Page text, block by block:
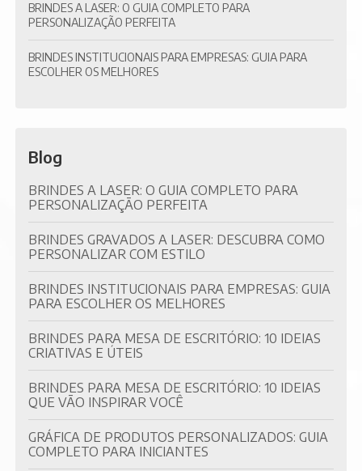
BRINDES A LASER: O GUIA COMPLETO PARA
PERSONALIZAÇÃO PERFEITA
BRINDES INSTITUCIONAIS PARA EMPRESAS: GUIA PARA
ESCOLHER OS MELHORES
Blog
BRINDES A LASER: O GUIA COMPLETO PARA
PERSONALIZAÇÃO PERFEITA
BRINDES GRAVADOS A LASER: DESCUBRA COMO
PERSONALIZAR COM ESTILO
BRINDES INSTITUCIONAIS PARA EMPRESAS: GUIA
PARA ESCOLHER OS MELHORES
BRINDES PARA MESA DE ESCRITÓRIO: 10 IDEIAS
CRIATIVAS E ÚTEIS
BRINDES PARA MESA DE ESCRITÓRIO: 10 IDEIAS
QUE VÃO INSPIRAR VOCÊ
GRÁFICA DE PRODUTOS PERSONALIZADOS: GUIA
COMPLETO PARA INICIANTES